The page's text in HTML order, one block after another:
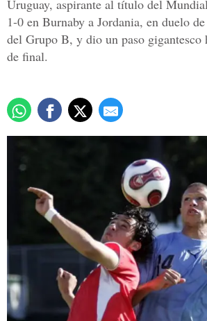
Uruguay, aspirante al título del
1-0 en Burnaby a Jordania, en duelo
del Grupo B, y dio un paso gigantesco
de final.